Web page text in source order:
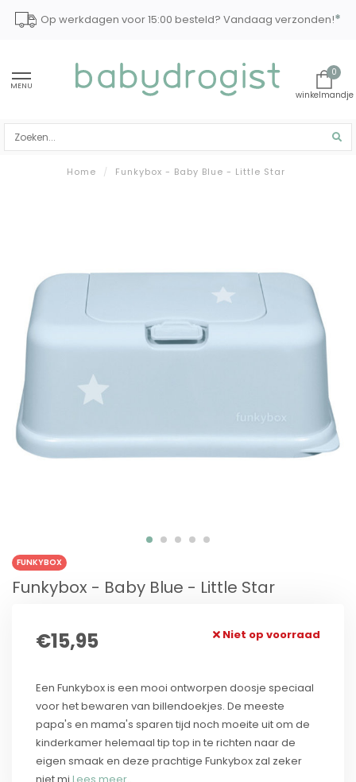
Op werkdagen voor 15:00 besteld? Vandaag verzonden!*
MENU
0
Home / Funkybox - Baby Blue - Little Star
FUNKYBOX
Funkybox - Baby Blue - Little Star
€15,95 Niet op voorraad
Een Funkybox is een mooi ontworpen doosje speciaal
voor het bewaren van billendoekjes. De meeste
papa's en mama's sparen tijd noch moeite uit om de
kinderkamer helemaal tip top in te richten naar de
eigen smaak en deze prachtige Funkybox zal zeker